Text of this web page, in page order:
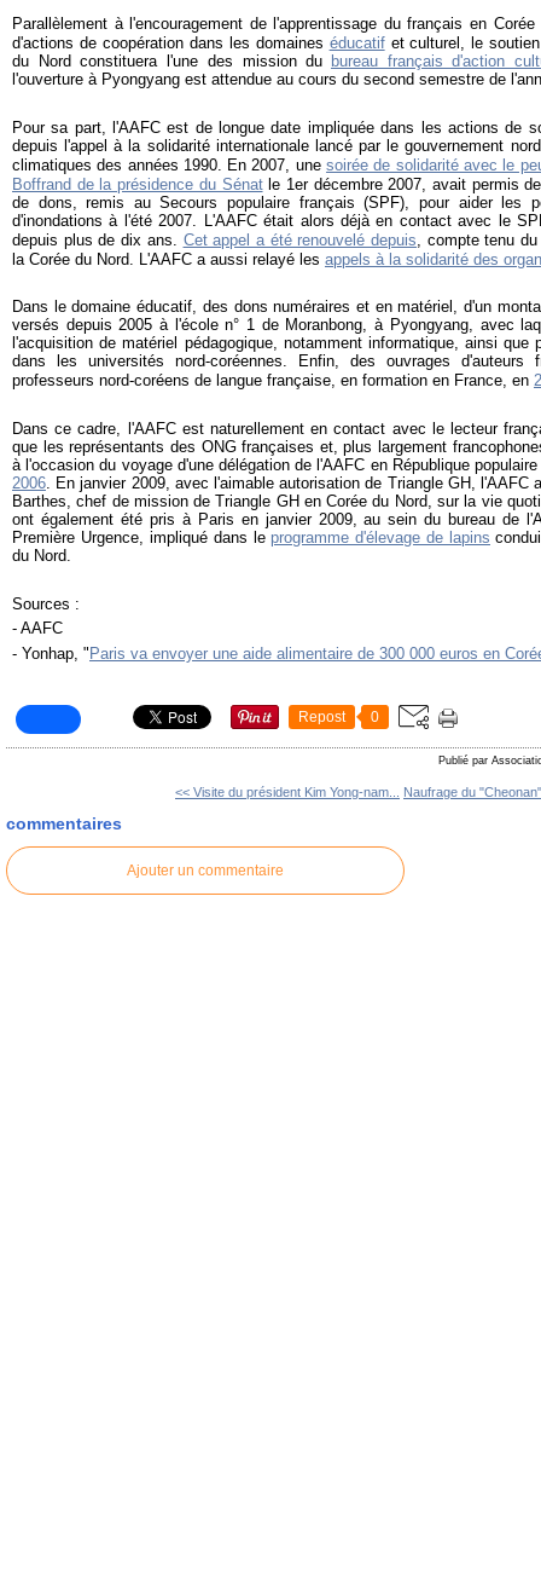
Parallèlement à l'encouragement de l'apprentissage du français en
d'actions de coopération dans les domaines éducatif etculturel, le
du Nord constituera l'une des mission du bureau français d'action
l'ouverture à Pyongyang est attendue au cours du second semestre de
Pour sa part, l'AAFC est de longue date impliquée dans les actions de
depuis l'appel à la solidarité internationale lancé par le gouvernement
climatiques des années 1990. En 2007, une soirée de solidarité avec le
Boffrand de la présidence du Sénat le 1er décembre 2007, avait permis
de dons, remis au Secours populaire français (SPF), pour aider les
d'inondations à l'été 2007. L'AAFC était alors déjà en contact avec le
depuis plus de dix ans. Cet appel a été renouvelé depuis, compte tenu
la Corée du Nord. L'AAFC a aussi relayé les appels à la solidarité des
Dans le domaine éducatif, des dons numéraires et en matériel, d'un
versés depuis 2005 à l'école n° 1 de Moranbong, à Pyongyang, avec
l'acquisition de matériel pédagogique, notamment informatique, ainsi que
dans les universités nord-coréennes. Enfin, des ouvrages
professeurs nord-coréens de langue française, en formation en France, en
Dans ce cadre, l'AAFC est naturellement en contact avec le lecteur
que les représentants des ONG françaises et, plus largement
à l'occasion du voyage d'une délégation de l'AAFC en République
2006. En janvier 2009, avec l'aimable autorisation de Triangle GH, l'AAFC
Barthes, chef de mission de Triangle GH en Corée du Nord, sur la vie
ont également été pris à Paris en janvier 2009, au sein du bureau de
Première Urgence, impliqué dans le programme d'élevage de lapins
du Nord.
Sources :
- AAFC
- Yonhap, " Paris va envoyer une aide alimentaire de 300 000 euros en
Repost 0
Publié par
<< Visite du président Kim Yong-nam... Naufrage du
commentaires
Ajouter un commentaire